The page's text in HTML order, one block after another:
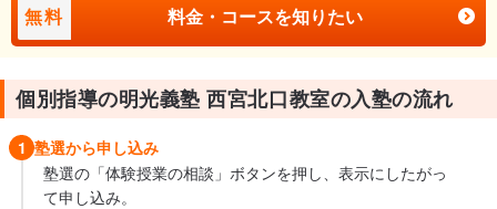
無料 料金・コースを知りたい
個別指導の明光義塾 西宮北口教室の入塾の流れ
1 塾選から申し込み
塾選の「体験授業の相談」ボタンを押し、表示にしたがっ
て申し込み。